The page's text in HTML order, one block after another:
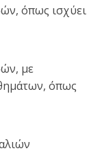
όπως ισχύει
με
όπως